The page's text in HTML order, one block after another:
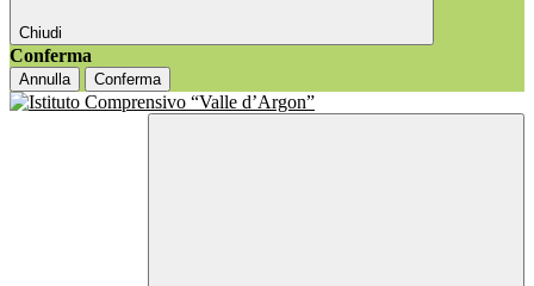
Chiudi
Conferma
Annulla Conferma